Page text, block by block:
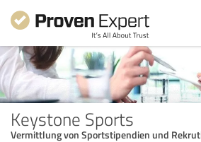
Keystone Sports
Vermittlung von Sportstipendien und